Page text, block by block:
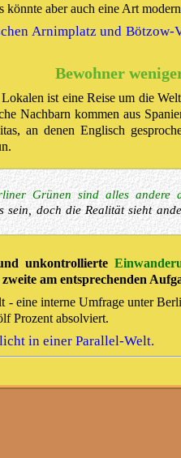
aber auch eine Art
Arnimplatz und
Bewohner
ist eine Reise um die
Nachbarn kommen aus
an denen Englisch
Grünen sind alles andere
sein, doch die Realität sieht
unkontrollierte
am entsprechenden
- eine interne Umfrage unter
Prozent absolviert.
in einer Parallel-Welt.